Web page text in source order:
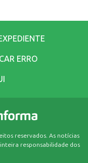
ERRO
reservados. As notícias
responsabilidade dos